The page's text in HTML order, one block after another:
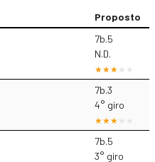
Proposto
7b.5
N.D.
7b.3
4° giro
7b.5
3° giro